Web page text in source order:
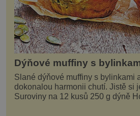
Dýňové muffiny s
Slané dýňové muffiny s bylinkami
dokonalou harmonii chutí. Jistě si
Suroviny na 12 kusů 250 g dýně
olivového oleje sůl, pepř hrst